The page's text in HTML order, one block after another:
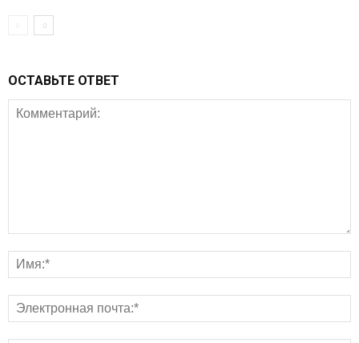
ОСТАВЬТЕ ОТВЕТ